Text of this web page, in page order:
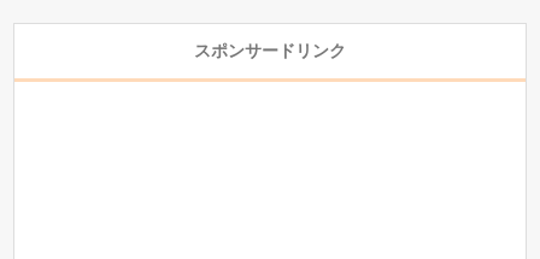
スポンサードリンク